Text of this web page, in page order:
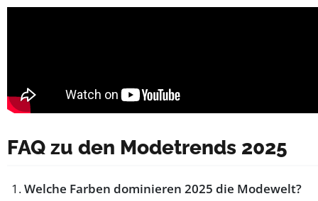
FAQ zu den Modetrends 2025
Welche Farben dominieren 2025 die Modewelt?